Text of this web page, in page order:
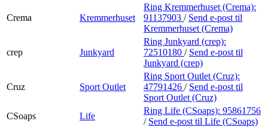
Crema Kremmerhuset
Ring Kremmerhuset (Crema):
91137903 / Send e-post til
Kremmerhuset (Crema)
crep Junkyard
Ring Junkyard (crep):
72510180 / Send e-post til
Junkyard (crep)
Cruz Sport Outlet
Ring Sport Outlet (Cruz):
47791426 / Send e-post til
Sport Outlet (Cruz)
CSoaps
Life
Ring Life (CSoaps): 95861756
/ Send e-post til Life (CSoaps)